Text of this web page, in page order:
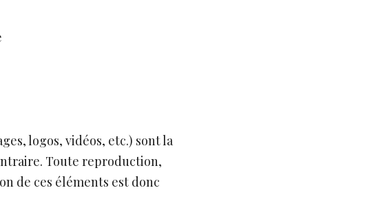
logos, vidéos, etc.) sont la
Toute reproduction,
de ces éléments est donc